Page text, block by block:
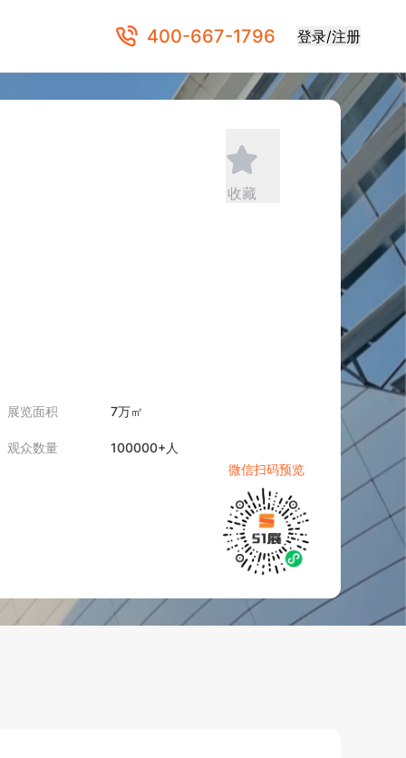
400-667-1796 登录/注册
展览面积 7万㎡
观众数量
100000+人
微信扫码预览
收藏